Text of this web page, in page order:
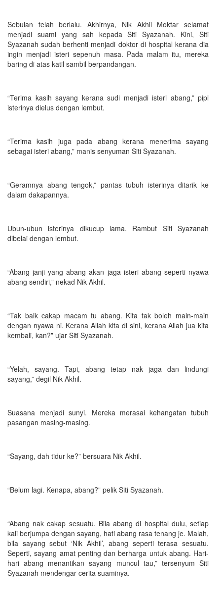
Sebulan telah berlalu. Akhirnya, Nik Akhil Moktar selamat
menjadi suami yang sah kepada Siti Syazanah. Kini, Siti
Syazanah sudah berhenti menjadi doktor di hospital kerana dia
ingin menjadi isteri sepenuh masa. Pada malam itu, mereka
baring di atas katil sambil berpandangan.
“Terima kasih sayang kerana sudi menjadi isteri abang,” pipi
isterinya dielus dengan lembut.
“Terima kasih juga pada abang kerana menerima sayang
sebagai isteri abang,” manis senyuman Siti Syazanah.
“Geramnya abang tengok,” pantas tubuh isterinya ditarik ke
dalam dakapannya.
Ubun-ubun isterinya dikucup lama. Rambut Siti Syazanah
dibelai dengan lembut.
“Abang janji yang abang akan jaga isteri abang seperti nyawa
abang sendiri,” nekad Nik Akhil.
“Tak baik cakap macam tu abang. Kita tak boleh main-main
dengan nyawa ni. Kerana Allah kita di sini, kerana Allah jua kita
kembali, kan?” ujar Siti Syazanah.
“Yelah, sayang. Tapi, abang tetap nak jaga dan lindungi
sayang,” degil Nik Akhil.
Suasana menjadi sunyi. Mereka merasai kehangatan tubuh
pasangan masing-masing.
“Sayang, dah tidur ke?” bersuara Nik Akhil.
“Belum lagi. Kenapa, abang?” pelik Siti Syazanah.
“Abang nak cakap sesuatu. Bila abang di hospital dulu, setiap
kali berjumpa dengan sayang, hati abang rasa tenang je. Malah,
bila sayang sebut ‘Nik Akhil’, abang seperti terasa sesuatu.
Seperti, sayang amat penting dan berharga untuk abang. Hari-
hari abang menantikan sayang muncul tau,” tersenyum Siti
Syazanah mendengar cerita suaminya.